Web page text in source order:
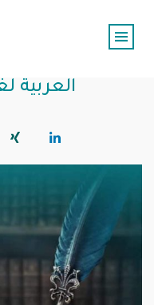
الضوابط
العربية